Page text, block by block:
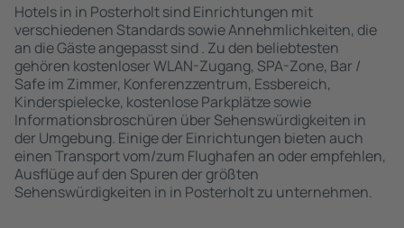
Hotels in in Posterholt sind Einrichtungen mit
verschiedenen Standards sowie Annehmlichkeiten, die
an die Gäste angepasst sind . Zu den beliebtesten
gehören kostenloser WLAN-Zugang, SPA-Zone, Bar /
Safe im Zimmer, Konferenzzentrum, Essbereich,
Kinderspielecke, kostenlose Parkplätze sowie
Informationsbroschüren über Sehenswürdigkeiten in
der Umgebung. Einige der Einrichtungen bieten auch
einen Transport vom/zum Flughafen an oder empfehlen,
Ausflüge auf den Spuren der größten
Sehenswürdigkeiten in in Posterholt zu unternehmen.